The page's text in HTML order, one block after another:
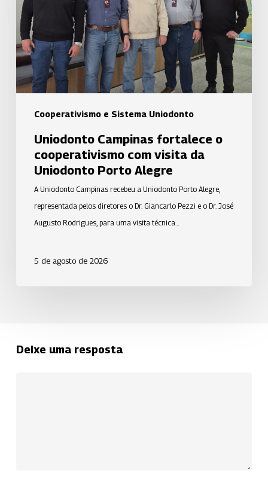
Cooperativismo e Sistema Uniodonto
cooperativismo
com
visita
da
Uniodonto
Porto
Alegre
Uniodonto Campinas fortalece o
cooperativismo com visita da
Uniodonto Porto Alegre
A Uniodonto Campinas recebeu a Uniodonto Porto Alegre,
representada pelos diretores o Dr. Giancarlo Pezzi e o Dr. José
Augusto Rodrigues, para uma visita técnica…
5 de agosto de 2026
Deixe uma resposta